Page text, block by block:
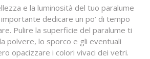
e la luminosità del tuo paralume
dedicare un po’ di tempo
Pulire la superficie del paralume ti
polvere, lo sporco e gli eventuali
opacizzare i colori vivaci dei vetri.